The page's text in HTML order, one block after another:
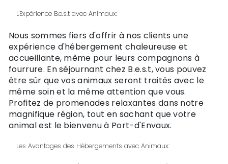
L'Expérience B.e.s.t avec Animaux:
Nous sommes fiers d'offrir à nos clients une
expérience d'hébergement chaleureuse et
accueillante, même pour leurs compagnons à
fourrure. En séjournant chez B.e.s.t, vous pouvez
être sûr que vos animaux seront traités avec le
même soin et la même attention que vous.
Profitez de promenades relaxantes dans notre
magnifique région, tout en sachant que votre
animal est le bienvenu à Port-d'Envaux.
Les Avantages des Hébergements avec Animaux: